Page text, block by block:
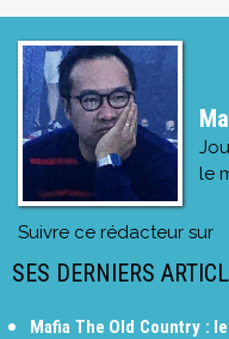
le
Suivre ce rédacteur sur
SES DERNIERS
Mafia The Old Country :